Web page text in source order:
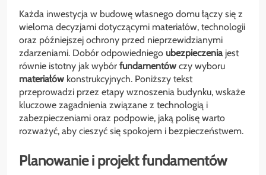
Każda inwestycja w budowę własnego domu łączy się z
wieloma decyzjami dotyczącymi materiałów, technologii
oraz późniejszej ochrony przed nieprzewidzianymi
zdarzeniami. Dobór odpowiedniego ubezpieczeniajest
równie istotny jak wybór fundamentów czy wyboru
materiałów konstrukcyjnych. Poniższy tekst
przeprowadzi przez etapy wznoszenia budynku, wskaże
kluczowe zagadnienia związane z technologią i
zabezpieczeniami oraz podpowie, jaką polisę warto
rozważyć, aby cieszyć się spokojem i bezpieczeństwem.
Planowanie i projekt fundamentów